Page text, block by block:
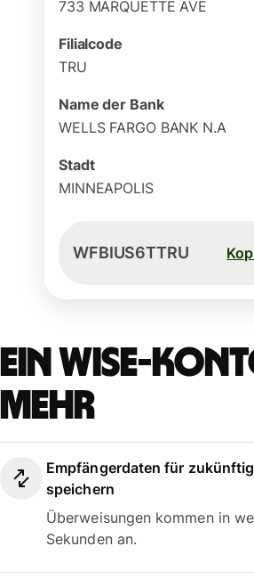
733 MARQUETTE AVE
Filialcode
TRU
Name der Bank
WELLS FARGO BANK N.A
Stadt
MINNEAPOLIS
WFBIUS6TTRU
Ein Wise-
mehr
Empfängerdaten für
speichern
Überweisungen kommen in
Sekunden an.